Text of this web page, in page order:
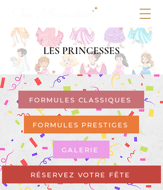
LES PRINCESSES
FORMULES CLASSIQUES
FORMULES PRESTIGES
GALERIE
RÉSERVEZ VOTRE FÊTE